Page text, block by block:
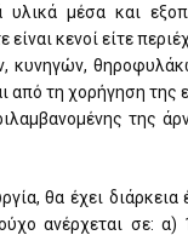
υλικά μέσα και
κενοί είτε
κυνηγών,
τη χορήγηση της
της
θα έχει
ανέρχεται σε: α)